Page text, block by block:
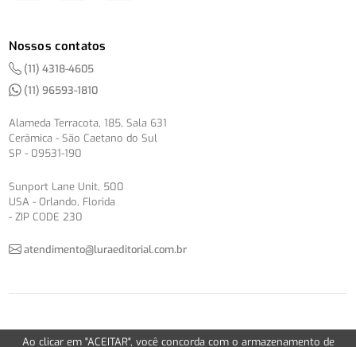
Nossos contatos
(11) 4318-4605
(11) 96593-1810
Alameda Terracota, 185, Sala 631
Cerâmica - São Caetano do Sul
SP - 09531-190
Sunport Lane Unit, 500
USA - Orlando, Florida
- ZIP CODE 230
atendimento@luraeditorial.com.br
© Copyright 2012-2026 -Política de Privacidade
Ao clicar em "ACEITAR", você concorda com o armazenamento de